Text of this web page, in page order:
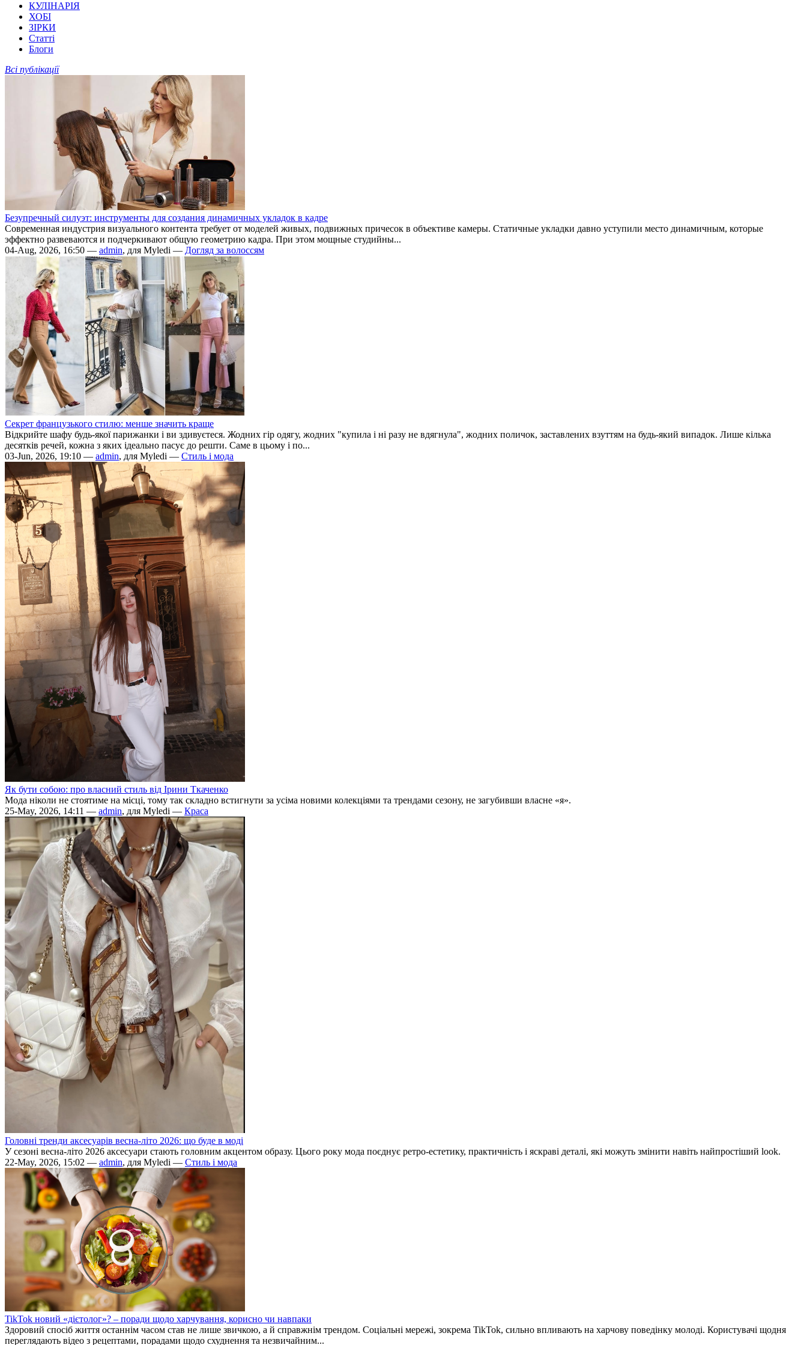
КУЛІНАРІЯ
ХОБІ
ЗІРКИ
Статті
Блоги
Всі публікації
Безупречный силуэт: инструменты для создания динамичных укладок в кадре
Современная индустрия визуального контента требует от моделей живых, подвижных причесок в объективе камеры. Статичные укладки давно уступили место динамичным, которые
эффектно развеваются и подчеркивают общую геометрию кадра. При этом мощные студийны...
04-Aug, 2026, 16:50 — admin, для Myledi — Догляд за волоссям
Секрет французького стилю: менше значить краще
Відкрийте шафу будь-якої парижанки і ви здивуєтеся. Жодних гір одягу, жодних "купила і ні разу не вдягнула", жодних поличок, заставлених взуттям на будь-який випадок. Лише кілька
десятків речей, кожна з яких ідеально пасує до решти. Саме в цьому і по...
03-Jun, 2026, 19:10 — admin, для Myledi — Стиль і мода
Як бути собою: про власний стиль від Ірини Ткаченко
Мода ніколи не стоятиме на місці, тому так складно встигнути за усіма новими колекціями та трендами сезону, не загубивши власне «я».
25-May, 2026, 14:11 — admin, для Myledi — Краса
Головні тренди аксесуарів весна-літо 2026: що буде в моді
У сезоні весна-літо 2026 аксесуари стають головним акцентом образу. Цього року мода поєднує ретро-естетику, практичність і яскраві деталі, які можуть змінити навіть найпростіший look.
22-May, 2026, 15:02 — admin, для Myledi — Стиль і мода
TikTok новий «дієтолог»? – поради щодо харчування, корисно чи навпаки
Здоровий спосіб життя останнім часом став не лише звичкою, а й справжнім трендом. Соціальні мережі, зокрема TikTok, сильно впливають на харчову поведінку молоді. Користувачі щодня
переглядають відео з рецептами, порадами щодо схуднення та незвичайним...